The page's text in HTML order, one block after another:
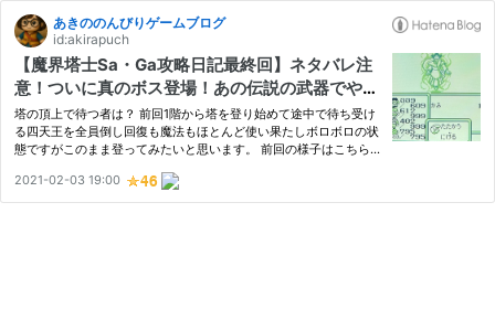
あきののんびりゲームブログ
id:akirapuch
【魔界塔士Sa・Ga攻略日記最終回】ネタバレ注
意！ついに真のボス登場！あの伝説の武器でやっ
てやりました(笑)
塔の頂上で待つ者は？ 前回1階から塔を登り始めて途中で待ち受け
る四天王を全員倒し回復も魔法もほとんど使い果たしボロボロの状
態ですがこのまま登ってみたいと思います。 前回の様子はこちら
本道の様な場所になりそのまま梯子を進んで行くと扉があり開けて
入…
2021-02-03 19:00